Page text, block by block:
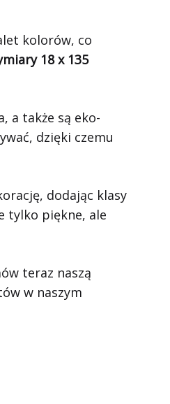
kolorów, co
18 x 135
a także są eko-
dzięki czemu
dodając klasy
tylko piękne, ale
teraz naszą
w naszym